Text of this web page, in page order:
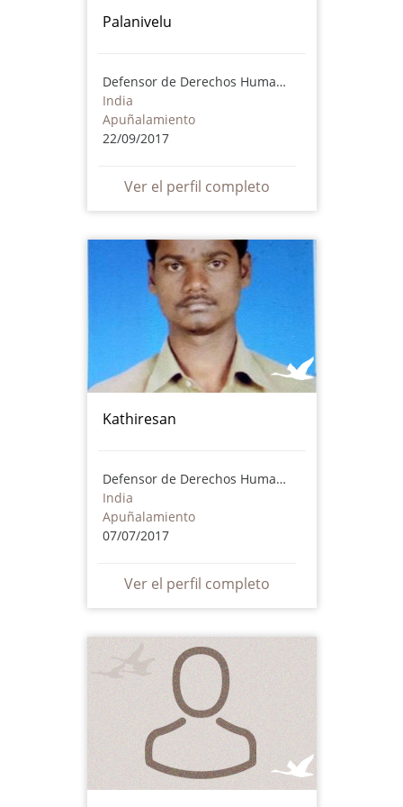
Palanivelu
Defensor de Derechos Humanos
India
Apuñalamiento
22/09/2017
Ver el perfil completo
Kathiresan
Defensor de Derechos Humanos
India
Apuñalamiento
07/07/2017
Ver el perfil completo